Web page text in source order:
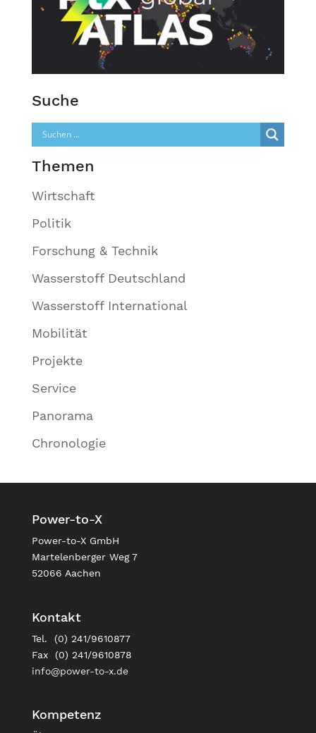
Suche
Themen
Wirtschaft
Politik
Forschung & Technik
Wasserstoff Deutschland
Wasserstoff International
Mobilität
Projekte
Service
Panorama
Chronologie
Power-to-X
Power-to-X GmbH
Martelenberger Weg 7
52066 Aachen
Kontakt
Tel. (0) 241/9610877
Fax (0) 241/9610878
info@power-to-x.de
Kompetenz